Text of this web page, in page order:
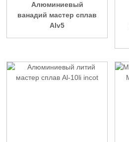
Алюминиевый
ванадий мастер сплав
Alv5